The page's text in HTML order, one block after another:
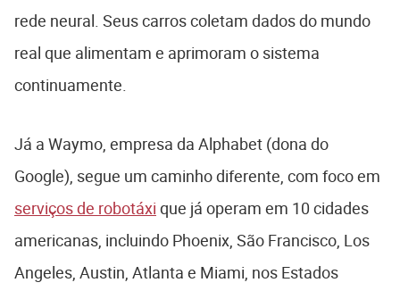
rede neural. Seus carros coletam dados do mundo
real que alimentam e aprimoram o sistema
continuamente.
Já a Waymo, empresa da Alphabet (dona do
Google), segue um caminho diferente, com foco em
serviços de robotáxi que já operam em 10 cidades
americanas, incluindo Phoenix, São Francisco, Los
Angeles, Austin, Atlanta e Miami, nos Estados